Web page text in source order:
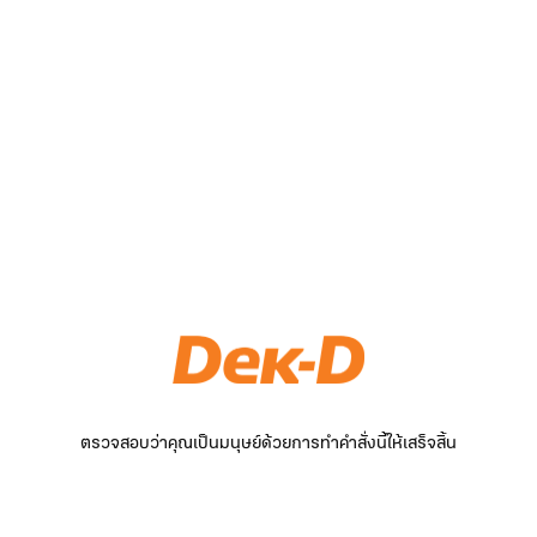
ตรวจสอบว่าคุณเป็นมนุษย์ด้วยการทำคำสั่งนี้ให้เสร็จสิ้น